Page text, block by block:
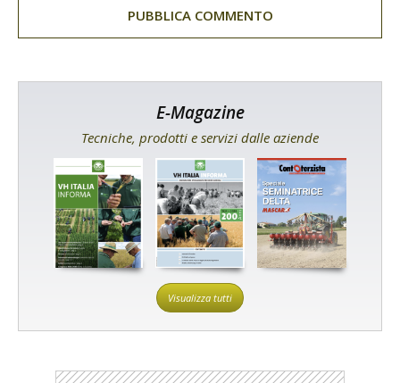
E-Magazine
Tecniche, prodotti e servizi dalle aziende
Visualizza tutti